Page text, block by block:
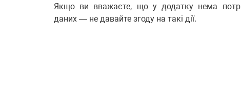
Якщо ви вважаєте, що у додатку нема
даних — не давайте згоду на такі дії.